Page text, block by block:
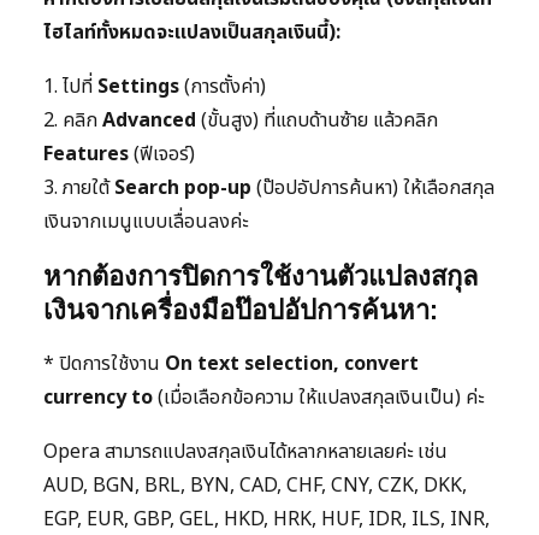
ไฮไลท์ทั้งหมดจะแปลงเป็นสกุลเงินนี้):
1. ไปที่ Settings(การตั้งค่า)
2. คลิกAdvanced (ขั้นสูง) ที่แถบด้านซ้าย แล้วคลิก
Features(ฟีเจอร์)
3. ภายใต้Search pop-up (ป๊อปอัปการค้นหา) ให้เลือกสกุล
เงินจากเมนูแบบเลื่อนลงค่ะ
หากต้องการปิดการใช้งานตัวแปลงสกุล
เงินจากเครื่องมือป๊อปอัปการค้นหา:
* ปิดการใช้งาน On text selection, convert
currency to(เมื่อเลือกข้อความ ให้แปลงสกุลเงินเป็น) ค่ะ
Opera สามารถแปลงสกุลเงินได้หลากหลายเลยค่ะ เช่น
AUD, BGN, BRL, BYN, CAD, CHF, CNY, CZK, DKK,
EGP, EUR, GBP, GEL, HKD, HRK, HUF, IDR, ILS, INR,